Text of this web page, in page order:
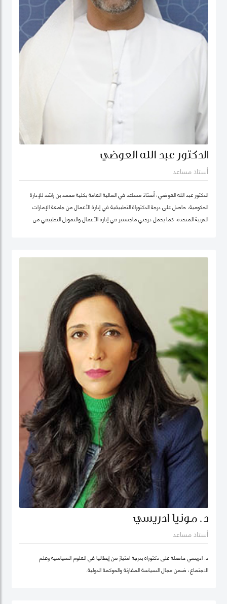
الدكتور عبد الله العوضي
أستاذ مساعد
الدكتور عبد الله العوضي، أستاذ مساعد في المالية العامة بكلية محمد بن راشد للإدارة
الحكومية، حاصل على درجة الدكتوراة التطبيقية في إدارة الأعمال من جامعة الإمارات
العربية المتحدة، كما يحمل درجتي ماجستير في إدارة الأعمال والتمويل التطبيقي من
الدكتور عبدالله، مستشار مالي لديه أكثر من 25 عامًا من الخبرة العملية في مجالات: المالية
والقطاع شبه الحكومي، والقطاع الخاص. كما أ، الدكتور عبد الله مدقق حسابات معتمد،
ووكيل ضرائب، وخبير قضائي، ومحكم.
د. مونيا ادريسي
أستاذ مساعد
د. ادريسي حاصلة على دكتوراه بدرجة امتياز من إيطاليا في العلوم السياسية وعلم
الاجتماع، ضمن مجال السياسة المقارنة والحوكمة الدولية.